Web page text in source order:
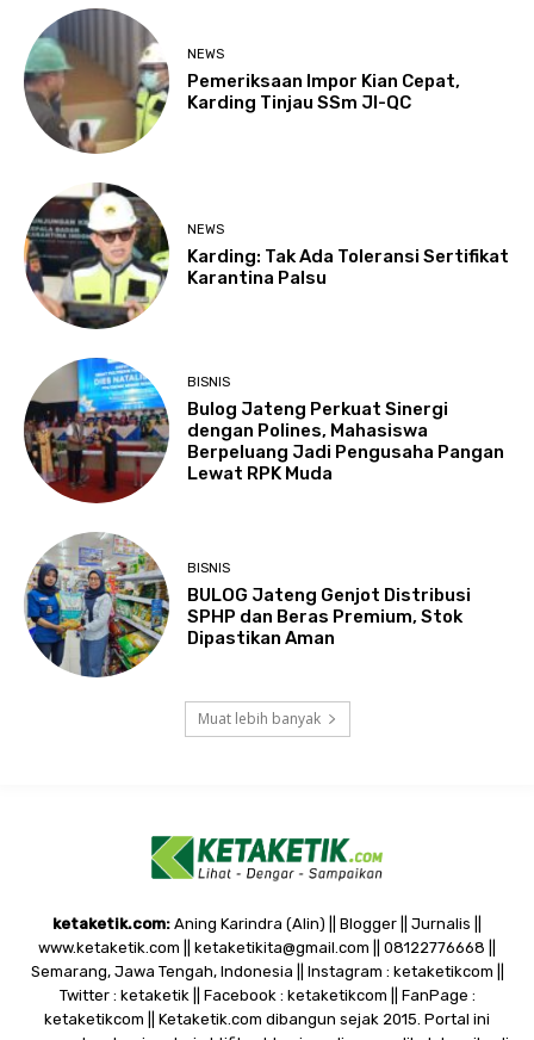
NEWS
Pemeriksaan Impor Kian Cepat,
Karding Tinjau SSm JI-QC
NEWS
Karding: Tak Ada Toleransi Sertifikat
Karantina Palsu
BISNIS
Bulog Jateng Perkuat Sinergi
dengan Polines, Mahasiswa
Berpeluang Jadi Pengusaha Pangan
Lewat RPK Muda
BISNIS
BULOG Jateng Genjot Distribusi
SPHP dan Beras Premium, Stok
Dipastikan Aman
Muat lebih banyak
ketaketik.com: Aning Karindra (Alin) || Blogger || Jurnalis ||
www.ketaketik.com || ketaketikita@gmail.com || 08122776668 ||
Semarang, Jawa Tengah, Indonesia || Instagram : ketaketikcom ||
Twitter : ketaketik || Facebook : ketaketikcom || FanPage :
ketaketikcom || Ketaketik.com dibangun sejak 2015. Portal ini